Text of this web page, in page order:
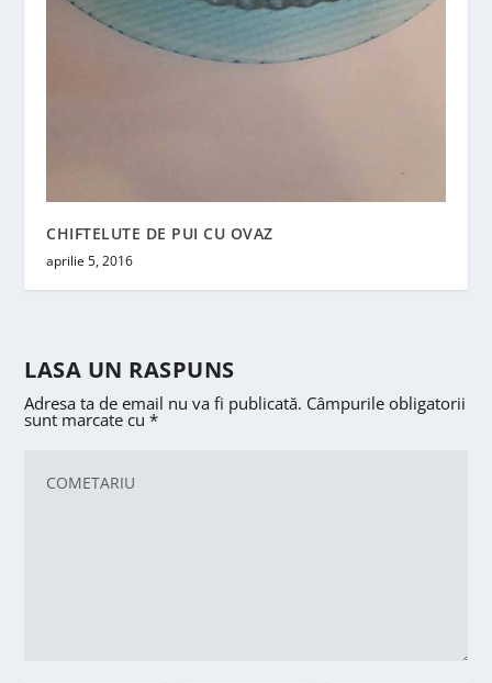
CHIFTELUTE DE PUI CU OVAZ
aprilie 5, 2016
LASA UN RASPUNS
Adresa ta de email nu va fi publicată. Câmpurile obligatorii
sunt marcate cu*